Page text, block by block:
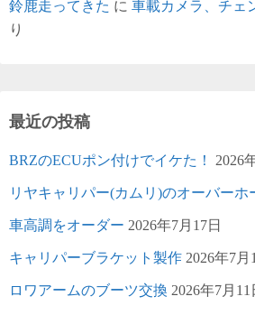
鈴鹿走ってきた に 車載カメラ、チェ
り
最近の投稿
BRZのECUポン付けでイケた！ 2026
リヤキャリパー(カムリ)のオーバーホ
車高調をオーダー 2026年7月17日
キャリパーブラケット製作 2026年7月
ロワアームのブーツ交換 2026年7月11